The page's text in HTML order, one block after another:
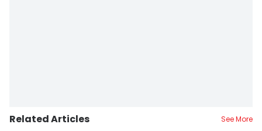
Related Articles See More